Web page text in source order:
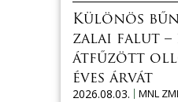
Különös
zalai falut –
átfűzött
éves árvát
2026.08.03.
MNL ZML